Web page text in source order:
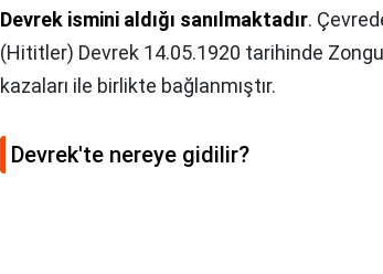
Devrek ismini aldığı sanılmaktadır.
(Hititler) Devrek 14.05.1920 tarihinde
kazaları ile birlikte bağlanmıştır.
Devrek'te nereye gidilir?